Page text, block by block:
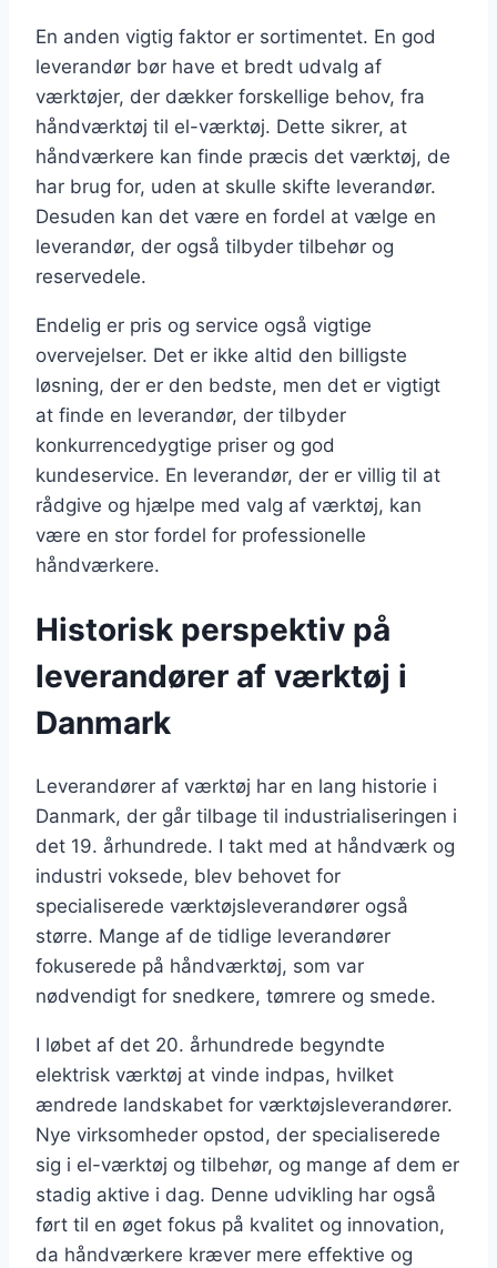
En anden vigtig faktor er sortimentet. En god
leverandør bør have et bredt udvalg af
værktøjer, der dækker forskellige behov, fra
håndværktøj til el-værktøj. Dette sikrer, at
håndværkere kan finde præcis det værktøj, de
har brug for, uden at skulle skifte leverandør.
Desuden kan det være en fordel at vælge en
leverandør, der også tilbyder tilbehør og
reservedele.
Endelig er pris og service også vigtige
overvejelser. Det er ikke altid den billigste
løsning, der er den bedste, men det er vigtigt
at finde en leverandør, der tilbyder
konkurrencedygtige priser og god
kundeservice. En leverandør, der er villig til at
rådgive og hjælpe med valg af værktøj, kan
være en stor fordel for professionelle
håndværkere.
Historisk perspektiv på
leverandører af værktøj i
Danmark
Leverandører af værktøj har en lang historie i
Danmark, der går tilbage til industrialiseringen i
det 19. århundrede. I takt med at håndværk og
industri voksede, blev behovet for
specialiserede værktøjsleverandører også
større. Mange af de tidlige leverandører
fokuserede på håndværktøj, som var
nødvendigt for snedkere, tømrere og smede.
I løbet af det 20. århundrede begyndte
elektrisk værktøj at vinde indpas, hvilket
ændrede landskabet for værktøjsleverandører.
Nye virksomheder opstod, der specialiserede
sig i el-værktøj og tilbehør, og mange af dem er
stadig aktive i dag. Denne udvikling har også
ført til en øget fokus på kvalitet og innovation,
da håndværkere kræver mere effektive og